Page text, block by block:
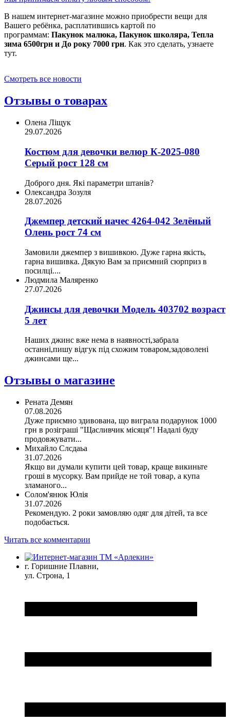
В нашем интернет-магазине можно приобрести вещи для
Вашего ребёнка, расплатившись картой по
программам: Пакунок малюка, Пакунок школяра, Тепла
зима 6500грн и До року 7000 грн. Как это сделать, узнаете
тут.
Смотреть все новости
Отзывы о товарах
Олена Ліщук
29.07.2026
Костюм для девочки велюр К-2025-080
Серый рост 128 см
Доброго дня. Які параметри штанів?
Олександра Зозуля
28.07.2026
Джемпер детский начес 4264-042 Зелёный
Олень рост 74 см
Замовили джемпер з вишивкою. Дуже гарна якість,
гарна вишивка. Дякую Вам за приємний сюрприз в
посилці....
Людмила Маляренко
27.07.2026
Джинсы для девочки Модель 403702 возраст
5 лет
Наших джинс вже нема в наявності,забрала
останні,пишу відгук під схожим товаром,задоволені
джинсами ще...
Отзывы о магазине
Рената Демян
07.08.2026
Дуже приємно здивована, що виграла подарунок 1000
грн в розіграші "Щасливчик місяця"! Надалі буду
продовжувати...
Михайло Слсдаьа
31.07.2026
Якщо ви думали купити цей товар, краще викиньте
гроші в мусорку. Вам прийде не той товар, а купа
зламаного...
Солом'янюк Юлія
31.07.2026
Рекомендую. 2 роки замовляю одяг для дітей, та все
подобається.
Читать все комментарии
г. Горишние Плавни,
ул. Строна, 1